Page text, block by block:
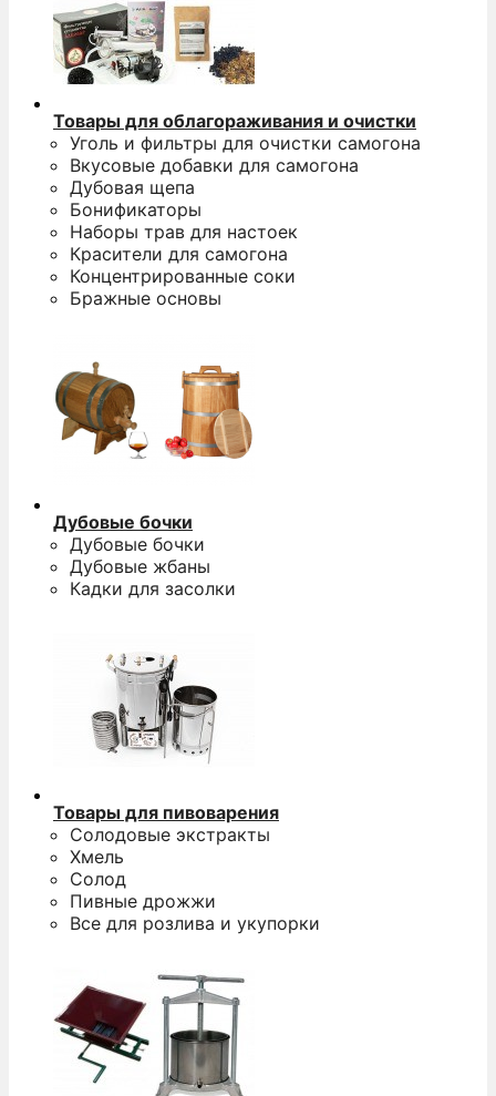
Товары для облагораживания и очистки
Уголь и фильтры для очистки самогона
Вкусовые добавки для самогона
Дубовая щепа
Бонификаторы
Наборы трав для настоек
Красители для самогона
Концентрированные соки
Бражные основы
Дубовые бочки
Дубовые бочки
Дубовые жбаны
Кадки для засолки
Товары для пивоварения
Солодовые экстракты
Хмель
Солод
Пивные дрожжи
Все для розлива и укупорки